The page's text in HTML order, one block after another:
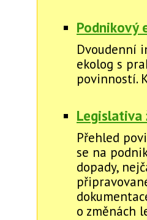
Podnikový
Dvoudenní
ekolog s
povinností.
Přehled
se na
dopady,
o změnách